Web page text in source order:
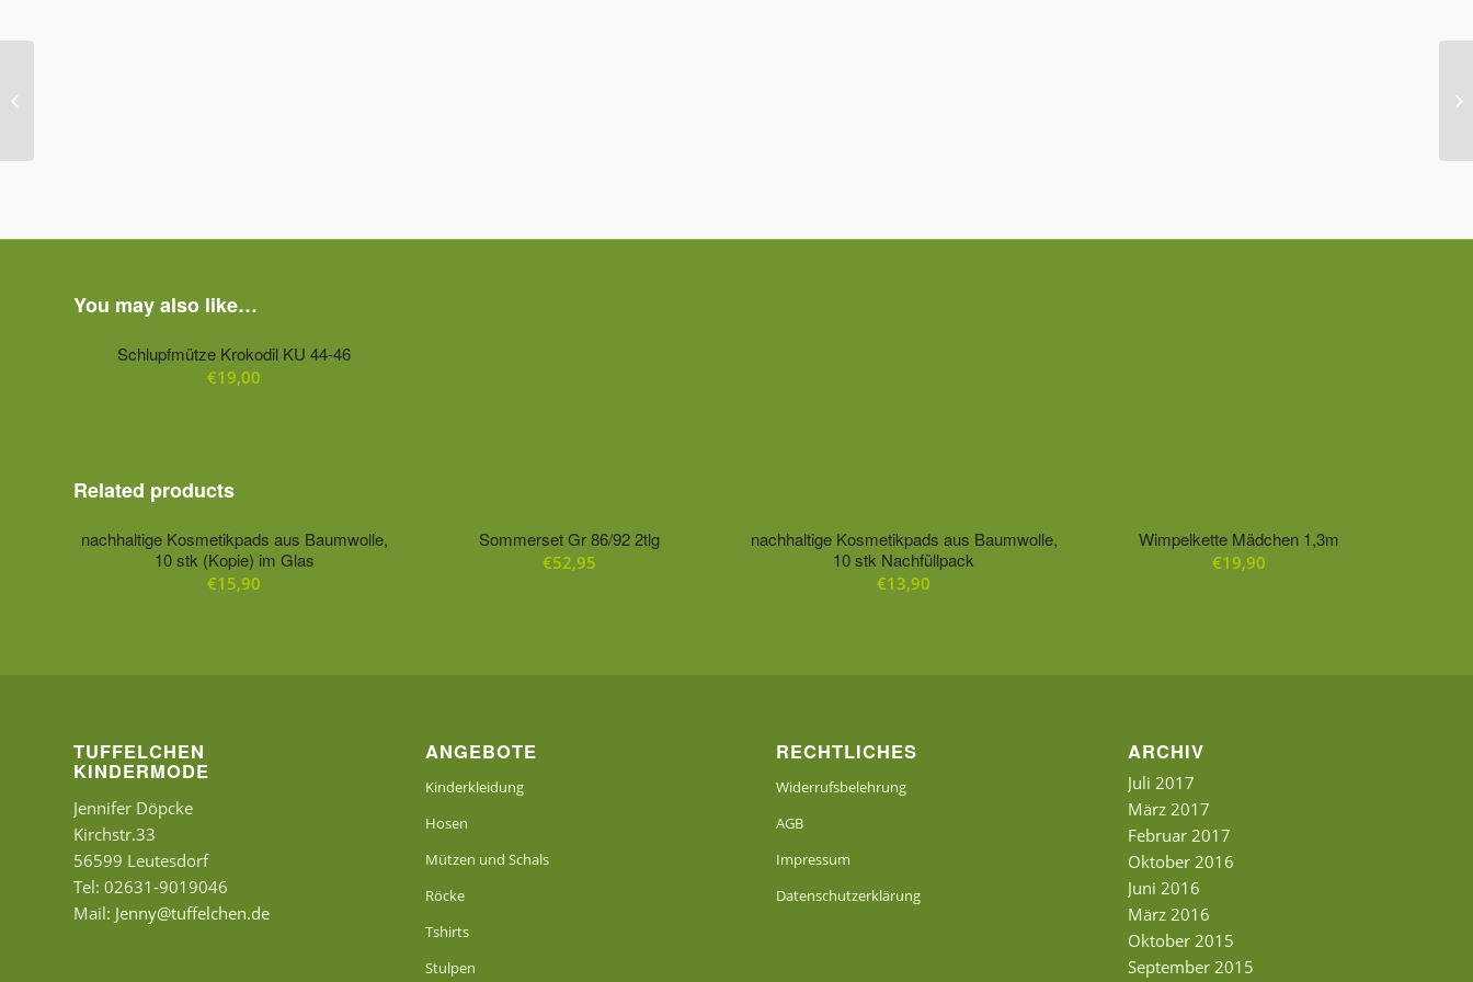
You may also like…
Schlupfmütze Krokodil KU 44-46
€19,00
Related products
nachhaltige Kosmetikpads aus Baumwolle,
10 stk (Kopie) im Glas
€15,90
Sommerset Gr 86/92 2tlg
€52,95
nachhaltige Kosmetikpads aus Baumwolle,
10 stk Nachfüllpack
€13,90
Wimpelkette Mädchen 1,3m
€19,90
TUFFELCHEN
KINDERMODE
Jennifer Döpcke
Kirchstr.33
56599 Leutesdorf
Tel: 02631-9019046
Mail: Jenny@tuffelchen.de
ANGEBOTE
Kinderkleidung
Hosen
Mützen und Schals
Röcke
Tshirts
Stulpen
RECHTLICHES
Widerrufsbelehrung
AGB
Impressum
Datenschutzerklärung
ARCHIV
Juli 2017
März 2017
Februar 2017
Oktober 2016
Juni 2016
März 2016
Oktober 2015
September 2015